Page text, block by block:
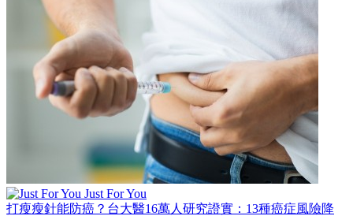
Just For You
打瘦瘦針能防癌？台大醫16萬人研究證實：13種癌症風險降